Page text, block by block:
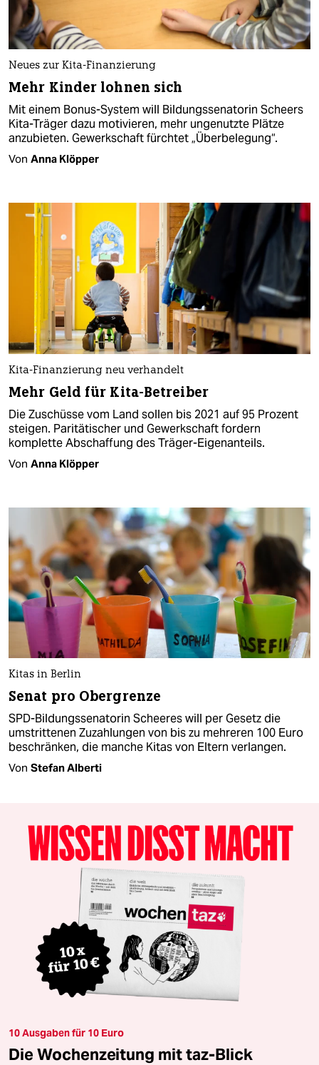
Neues zur Kita-Finanzierung
Mehr Kinder lohnen sich
Mit einem Bonus-System will Bildungssenatorin Scheers
Kita-Träger dazu motivieren, mehr ungenutzte Plätze
anzubieten. Gewerkschaft fürchtet „Überbelegung“.
Von Anna Klöpper
Kita-Finanzierung neu verhandelt
Mehr Geld für Kita-Betreiber
Die Zuschüsse vom Land sollen bis 2021 auf 95 Prozent
steigen. Paritätischer und Gewerkschaft fordern
komplette Abschaffung des Träger-Eigenanteils.
Von Anna Klöpper
Kitas in Berlin
Senat pro Obergrenze
SPD-Bildungssenatorin Scheeres will per Gesetz die
umstrittenen Zuzahlungen von bis zu mehreren 100 Euro
beschränken, die manche Kitas von Eltern verlangen.
Von Stefan Alberti
10 Ausgaben für 10 Euro
Die Wochenzeitung mit taz-Blick